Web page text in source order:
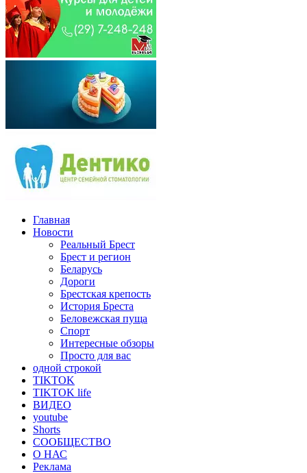
Главная
Новости
Реальный Брест
Брест и регион
Беларусь
Дороги
Брестская крепость
История Бреста
Беловежская пуща
Спорт
Интересные обзоры
Просто для вас
одной строкой
TIKTOK
TIKTOK life
ВИДЕО
youtube
Shorts
СООБЩЕСТВО
О НАС
Реклама